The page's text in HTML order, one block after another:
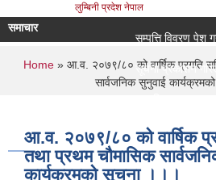
लुम्बिनी प्रदेश नेपाल
समाचार
सम्पत्ति विवरण पेश
सूचना प्रकाशन
You are here
Home » आ.व. २०७९/८० को वार्षिक प्रगति
सार्वजनिक सुनुवाई
आ.व. २०७९/८० को वार्षिक
तथा प्रथम चौमासिक
कार्यक्रमको सूचना ।।।